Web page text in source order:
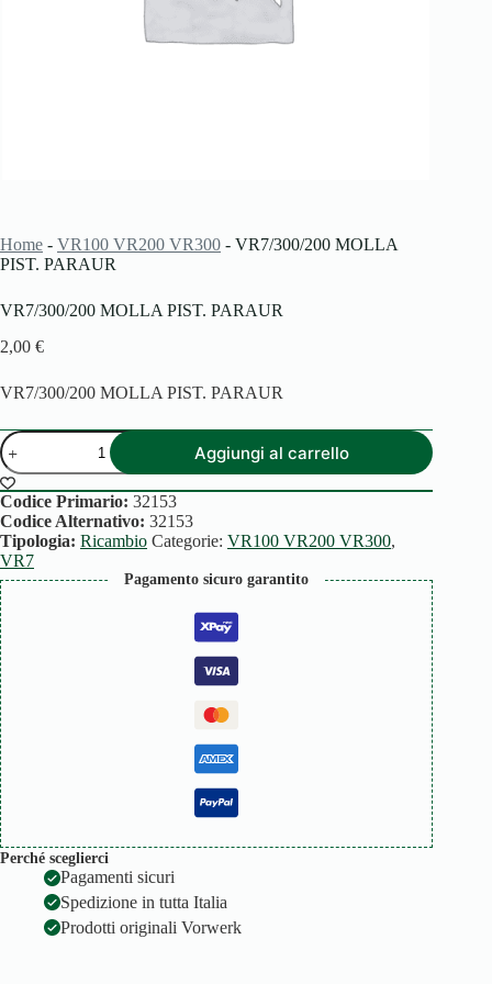
Home - VR100 VR200 VR300 - VR7/300/200 MOLLA
PIST. PARAUR
VR7/300/200 MOLLA PIST. PARAUR
2,00 €
VR7/300/200 MOLLA PIST. PARAUR
VR7/300/200
MOLLA
PIST.
PARAUR
quantità
Aggiungi al carrello
Codice Primario: 32153
Codice Alternativo: 32153
Tipologia: Ricambio Categorie: VR100 VR200 VR300,
VR7
Pagamento sicuro garantito
Perché sceglierci
Pagamenti sicuri
Spedizione in tutta Italia
Prodotti originali Vorwerk